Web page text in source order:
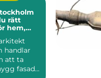
rätt
hem,
handlar
att ta
fasad